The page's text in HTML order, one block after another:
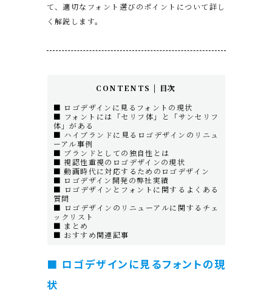
て、適切なフォント選びのポイントについて詳し
く解説します。
CONTENTS | 目次
■ ロゴデザインに見るフォントの現状
■ フォントには「セリフ体」と「サンセリフ
体」がある
■ ハイブランドに見るロゴデザインのリニュ
ーアル事例
■ ブランドとしての独自性とは
■ 視認性重視のロゴデザインの現状
■ 動画時代に対応するためのロゴデザイン
■ ロゴデザイン開発の弊社実績
■ ロゴデザインとフォントに関するよくある
質問
■ ロゴデザインのリニューアルに関するチェ
ックリスト
■ まとめ
■ おすすめ関連記事
■ ロゴデザインに見るフォントの現
状